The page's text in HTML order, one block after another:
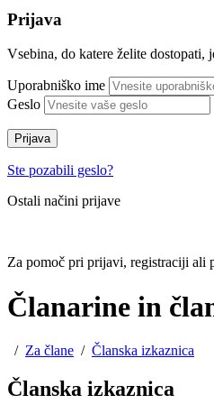
Prijava
Vsebina, do katere želite
Uporabniško ime
Geslo
Prijava
Ste pozabili geslo?
Ostali načini prijave
Za pomoč pri prijavi, registraciji ali
Članarine in
/ Za člane / Članska izkaznica
Članska izkaznica